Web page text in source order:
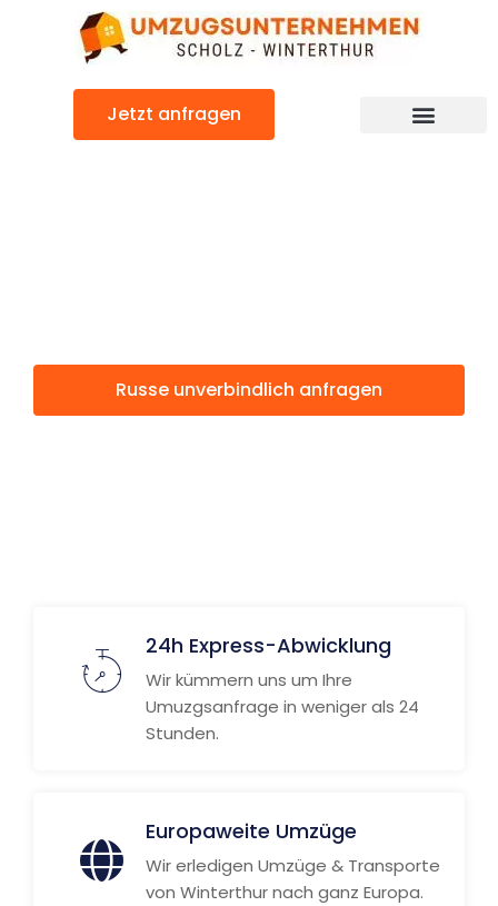
Jetzt anfragen
Russe unverbindlich anfragen
24h Express-Abwicklung
Wir kümmern uns um Ihre
Umuzgsanfrage in weniger als 24
Stunden.
Europaweite Umzüge
Wir erledigen Umzüge & Transporte
von Winterthur nach ganz Europa.